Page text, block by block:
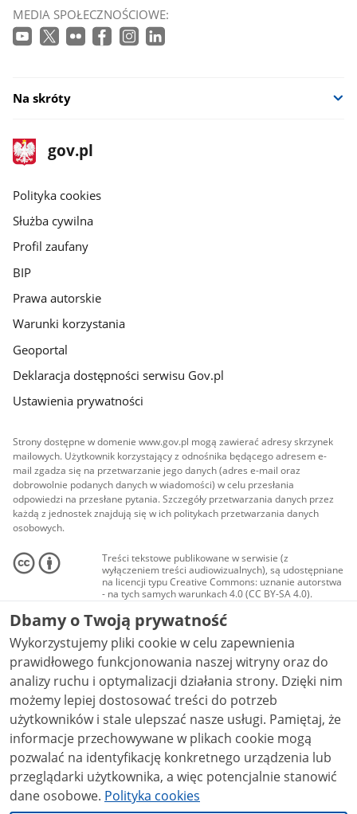
MEDIA SPOŁECZNOŚCIOWE:
Na skróty
stopka
gov.pl
Strona
gov.pl
gov.pl
Polityka cookies
Służba cywilna
Profil zaufany
BIP
Prawa autorskie
Warunki korzystania
Geoportal
Deklaracja dostępności serwisu Gov.pl
Ustawienia prywatności
Strony dostępne w domenie www.gov.pl mogą zawierać adresy skrzynek
mailowych. Użytkownik korzystający z odnośnika będącego adresem e-
mail zgadza się na przetwarzanie jego danych (adres e-mail oraz
dobrowolnie podanych danych w wiadomości) w celu przesłania
odpowiedzi na przesłane pytania. Szczegóły przetwarzania danych przez
każdą z jednostek znajdują się w ich politykach przetwarzania danych
osobowych.
Treści tekstowe publikowane w serwisie (z
wyłączeniem treści audiowizualnych), są udostępniane
na licencji typu Creative Commons: uznanie autorstwa
- na tych samych warunkach 4.0 (CC BY-SA 4.0).
Materiały audiowizualne, w tym zdjęcia, materiały
audio i wideo, są udostępniane na licencji typu
Creative Commons: uznanie autorstwa użycie
niekomercyjne - bez utworów zależnych 4.0 (CC BY-
NC-ND 4.0), o ile nie jest to stwierdzone inaczej.
Dbamy o Twoją prywatność
Wykorzystujemy pliki cookie w celu zapewnienia
prawidłowego funkcjonowania naszej witryny oraz do
analizy ruchu i optymalizacji działania strony. Dzięki nim
możemy lepiej dostosować treści do potrzeb
użytkowników i stale ulepszać nasze usługi. Pamiętaj, że
informacje przechowywane w plikach cookie mogą
pozwalać na identyfikację konkretnego urządzenia lub
przeglądarki użytkownika, a więc potencjalnie stanowić
dane osobowe. Polityka cookies